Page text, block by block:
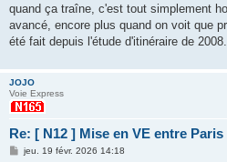
a
g
quand ça traîne, c'est tout simplement
avancé, encore plus quand on voit que
été fait depuis l'étude d'itinéraire de 2008.
JOJO
Voie Express
Re: [ N12 ] Mise en VE entre
Mjeu. 19 févr. 2026 14:18